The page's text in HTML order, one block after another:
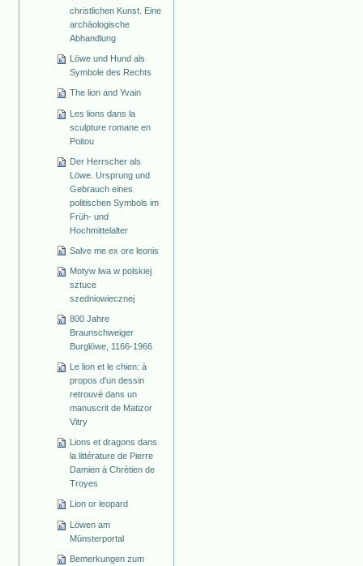
christlichen Kunst. Eine
archäologische
Abhandlung
Löwe und Hund als
Symbole des Rechts
The lion and Yvain
Les lions dans la
sculpture romane en
Poitou
Der Herrscher als
Löwe. Ursprung und
Gebrauch eines
politischen Symbols im
Früh- und
Hochmittelalter
Salve me ex ore leonis
Motyw lwa w polskiej
sztuce
szedniowiecznej
800 Jahre
Braunschweiger
Burglöwe, 1166-1966
Le lion et le chien: à
propos d'un dessin
retrouvé dans un
manuscrit de Matizor
Vitry
Lions et dragons dans
la littérature de Pierre
Damien à Chrétien de
Troyes
Lion or leopard
Löwen am
Münsterportal
Bemerkungen zum